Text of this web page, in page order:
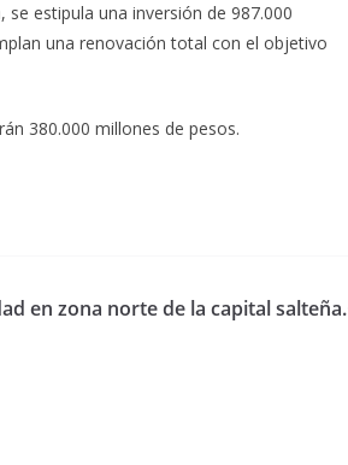
estipula una inversión de 987.000
una renovación total con el objetivo
380.000 millones de pesos.
en zona norte de la capital salteña.